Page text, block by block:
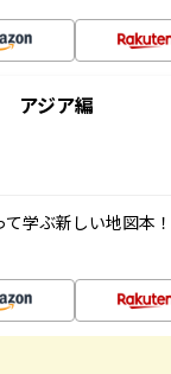
アジア編
学ぶ新しい地図本